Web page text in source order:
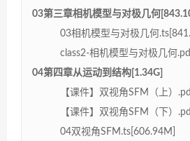
03第三章相机模型与对极几何
03相机模型与对极几何
class2-相机模型与对极几何
04第四章从运动到结构[1.34G]
【课件】双视角SFM（上）
【课件】双视角SFM（下）
04双视角SFM.ts[606.94M]